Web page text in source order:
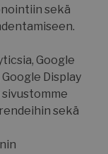
sekä
Google
Display
sekä
Inc.